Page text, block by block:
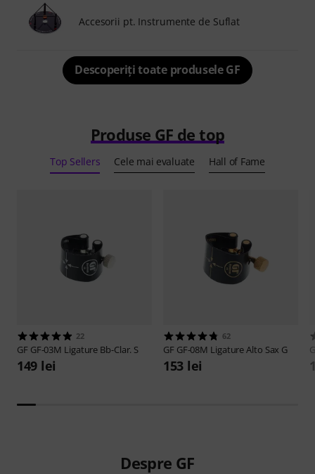
Accesorii pt. Instrumente de Suflat
Descoperiți toate produsele GF
Produse GF de top
Top Sellers Cele mai evaluate Hall of Fame
22
GF GF-03M Ligature Bb-Clar. S
149 lei
62
GF GF-08M Ligature Alto Sax G
153 lei
Despre GF